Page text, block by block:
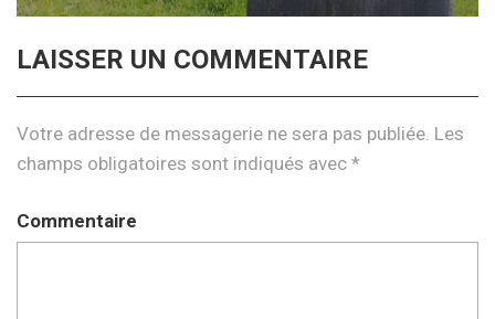
LAISSER UN COMMENTAIRE
Votre adresse de messagerie ne sera pas publiée. Les
champs obligatoires sont indiqués avec *
Commentaire